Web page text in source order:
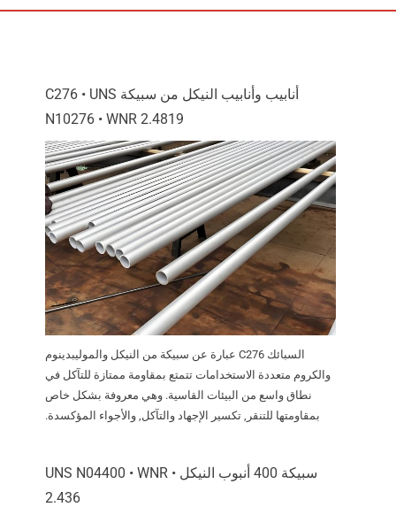
أنابيب وأنابيب النيكل من سبيكة C276 • UNS
N10276 • WNR 2.4819
السبائك C276 عبارة عن سبيكة من النيكل والموليبدينوم
والكروم متعددة الاستخدامات تتمتع بمقاومة ممتازة للتآكل في
نطاق واسع من البيئات القاسية. وهي معروفة بشكل خاص
بمقاومتها للتنقر, تكسير الإجهاد والتآكل, والأجواء المؤكسدة.
سبيكة 400 أنبوب النيكل • UNS N04400 • WNR
2.436